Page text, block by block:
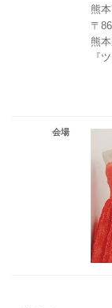
熊
〒
熊
『
会場